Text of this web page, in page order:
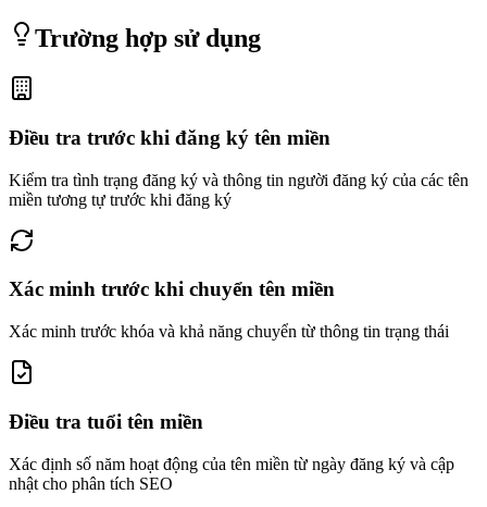
Trường hợp sử dụng
Điều tra trước khi đăng ký tên miền
Kiểm tra tình trạng đăng ký và thông tin người đăng ký của các tên
miền tương tự trước khi đăng ký
Xác minh trước khi chuyển tên miền
Xác minh trước khóa và khả năng chuyển từ thông tin trạng thái
Điều tra tuổi tên miền
Xác định số năm hoạt động của tên miền từ ngày đăng ký và cập
nhật cho phân tích SEO